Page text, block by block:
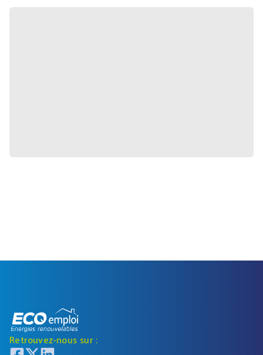
Retrouvez-nous sur :